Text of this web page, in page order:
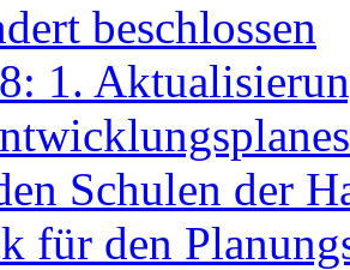
beschlossen
1.
Schulen der
für den